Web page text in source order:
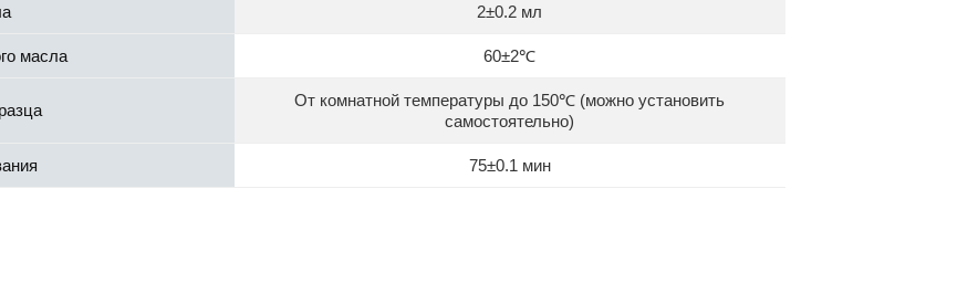
2±0.2 мл
масла 60±2℃
От комнатной температуры до 150℃ (можно установить
самостоятельно)
75±0.1 мин